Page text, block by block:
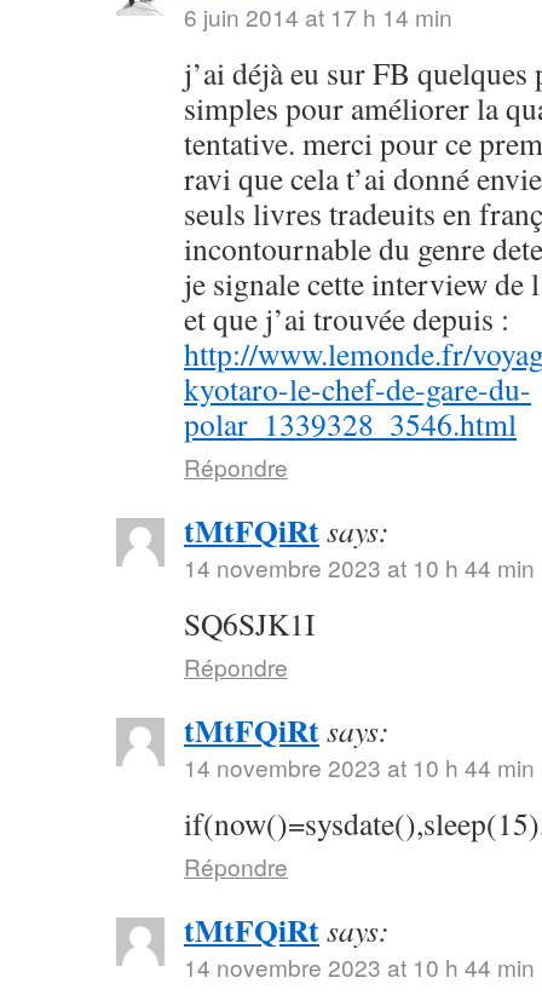
6 juin 2014 at 17 h 14 min
j’ai déjà eu sur FB quelques
simples pour améliorer la
tentative. merci pour ce
ravi que cela t’ai donné
seuls livres tradeuits en
incontournable du genre
je signale cette interview de
et que j’ai trouvée depuis :
http://www.lemonde.fr/
kyotaro-le-chef-de-gare-du-
polar_1339328_3546.html
Répondre
tMtFQiRtsays:
14 novembre 2023 at 10 h 44 min
SQ6SJK1I
Répondre
tMtFQiRtsays:
14 novembre 2023 at 10 h 44 min
Répondre
tMtFQiRtsays:
14 novembre 2023 at 10 h 44 min